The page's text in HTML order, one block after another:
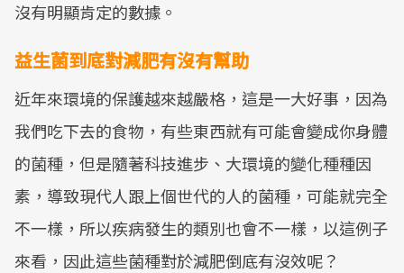
沒有明顯肯定的數據。
益生菌到底對減肥有沒有幫助
近年來環境的保護越來越嚴格，這是一大好事，因為
我們吃下去的食物，有些東西就有可能會變成你身體
的菌種，但是隨著科技進步、大環境的變化種種因
素，導致現代人跟上個世代的人的菌種，可能就完全
不一樣，所以疾病發生的類別也會不一樣，以這例子
來看，因此這些菌種對於減肥倒底有沒效呢？